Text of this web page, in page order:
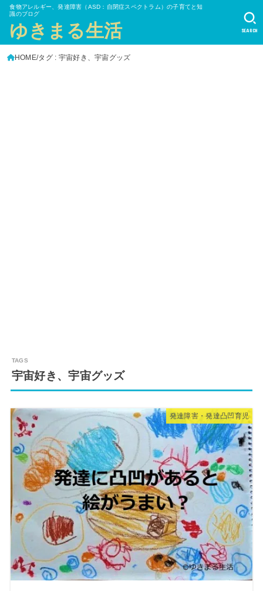
食物アレルギー、発達障害（ASD：自閉症スペクトラム）の子育てと知
識のブログ
ゆきまる生活 SEARCH
HOME タグ : 宇宙好き、宇宙グッズ
宇宙好き、宇宙グッズ
発達障害・発達凸凹育児